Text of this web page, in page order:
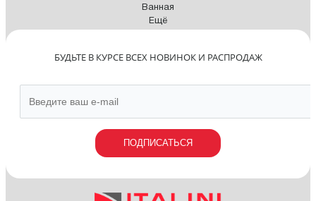
Ванная
Ещё
БУДЬТЕ В КУРСЕ ВСЕХ НОВИНОК И РАСПРОДАЖ
ПОДПИСАТЬСЯ